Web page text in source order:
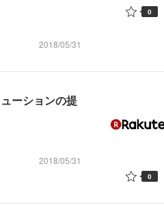
2018/05/31
0
ーションの提
2018/05/31
0